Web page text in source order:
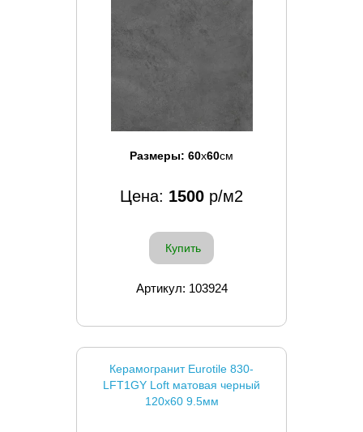
Размеры: 60x60см
Цена: 1500 р/м2
Купить
Артикул: 103924
Керамогранит Eurotile 830-
LFT1GY Loft матовая черный
120x60 9.5мм